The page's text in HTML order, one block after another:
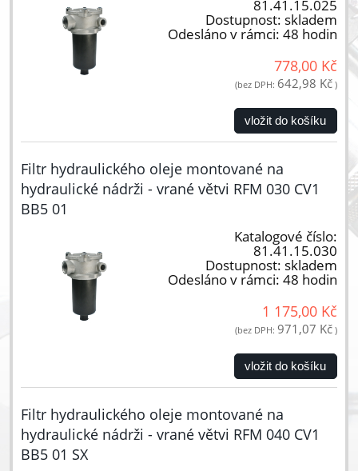
81.41.15.025
Dostupnost: skladem
Odesláno v rámci: 48 hodin
778,00 Kč
(bez DPH: 642,98 Kč )
vložit do košíku
Filtr hydraulického oleje montované na
hydraulické nádrži - vrané větvi RFM 030 CV1
BB5 01
Katalogové číslo:
81.41.15.030
Dostupnost: skladem
Odesláno v rámci: 48 hodin
1 175,00 Kč
(bez DPH: 971,07 Kč )
vložit do košíku
Filtr hydraulického oleje montované na
hydraulické nádrži - vrané větvi RFM 040 CV1
BB5 01 SX